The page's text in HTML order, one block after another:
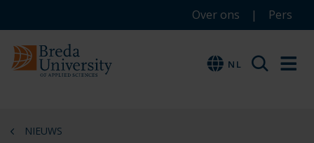
en
naar
de
en
naar
de
en
naar
de
menu
NL
Over ons Pers
NL
NIEUWS